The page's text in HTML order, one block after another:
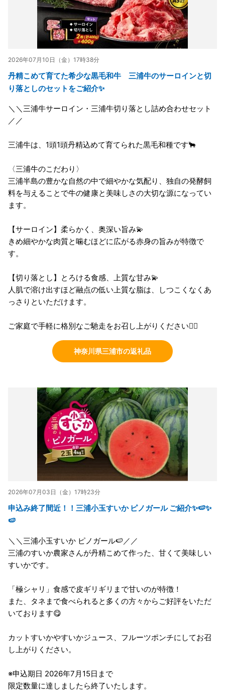
2026年07月10日（金）17時38分
丹精こめて育てた希少な黒毛和牛 三浦牛のサーロインと切
り落としのセットをご紹介✨
＼＼三浦牛サーロイン・三浦牛切り落とし詰め合わせセット
／／
三浦牛は、1頭1頭丹精込めて育てられた黒毛和種です🐂
〈三浦牛のこだわり〉
三浦半島の豊かな自然の中で細やかな気配り、独自の発酵飼
料を与えることで牛の健康と美味しさの大切な源になってい
ます。
【サーロイン】柔らかく、奥深い旨み💫
きめ細やかな肉質と噛むほどに広がる赤身の旨みが特徴で
す。
【切り落とし】とろける食感、上質な甘み💫
人肌で溶け出すほど融点の低い上質な脂は、しつこくなくあ
っさりといただけます。
ご家庭で手軽に格別なご馳走をお召し上がりください💁‍♀️
神奈川県三浦市の返礼品
2026年07月03日（金）17時23分
申込み終了間近！！三浦小玉すいか ピノガール ご紹介✨🍉✨
🍉
＼＼三浦小玉すいか ピノガール🍉／／
三浦のすいか農家さんが丹精こめて作った、甘くて美味しい
すいかです。
「極シャリ」食感で皮ギリギリまで甘いのが特徴！
また、タネまで食べられると多くの方々からご好評をいただ
いております😋
カットすいかやすいかジュース、フルーツポンチにしてお召
し上がりください。
※申込期日 2026年7月15日まで
限定数量に達しましたら終了いたします。